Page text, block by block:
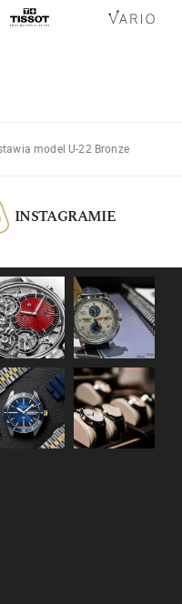
model U-22 Bronze
INSTAGRAMIE